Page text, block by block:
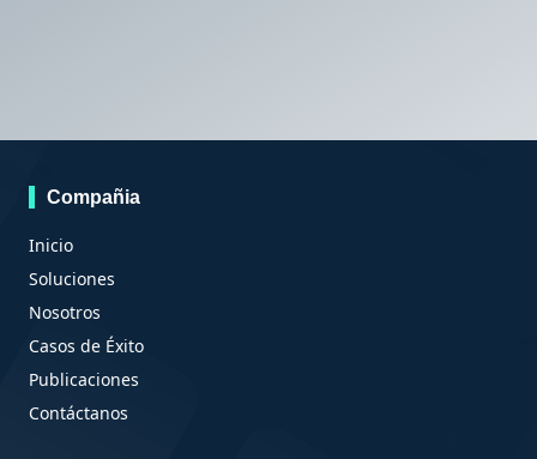
Compañia
Inicio
Soluciones
Nosotros
Casos de Éxito
Publicaciones
Contáctanos